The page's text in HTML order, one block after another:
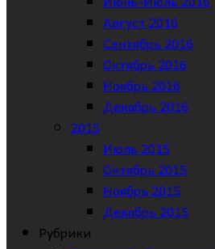
Август 2016
Сентябрь 2016
Октябрь 2016
Ноябрь 2016
Декабрь 2016
2015
Июль 2015
Октябрь 2015
Ноябрь 2015
Декабрь 2015
Рубрики